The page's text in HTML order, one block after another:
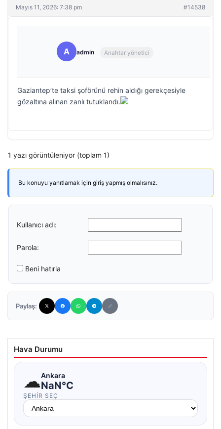
Mayıs 11, 2026: 7:38 pm #14538
A admin Anahtar yönetici
Gaziantep’te taksi şoförünü rehin aldığı gerekçesiyle
gözaltına alınan zanlı tutuklandı.
1 yazı görüntüleniyor (toplam 1)
Bu konuyu yanıtlamak için giriş yapmış olmalısınız.
Kullanıcı adı:
Parola:
Beni hatırla
Paylaş:
Hava Durumu
☁Ankara
NaN°C
ŞEHIR SEÇ